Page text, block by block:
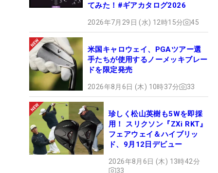
てみた！#ギアカタログ2026
2026年7月29日 (水) 12時15分 45
米国キャロウェイ、PGAツアー選
手たちが使用するノーメッキブレー
ドを限定発売
2026年8月6日 (木) 10時37分 33
珍しく松山英樹も5Wを即採
用！ スリクソン『ZXi RKT』
フェアウェイ＆ハイブリッ
ド、9月12日デビュー
2026年8月6日 (木) 13時42分
33